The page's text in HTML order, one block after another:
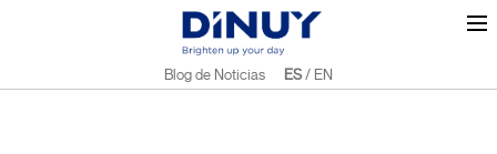
Blog de Noticias ES/ EN